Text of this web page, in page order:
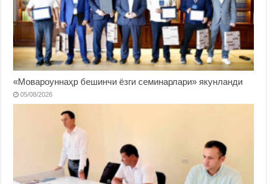
«Мовароуннаҳр бешинчи ёзги семинарлари» якунланди
05/08/2026